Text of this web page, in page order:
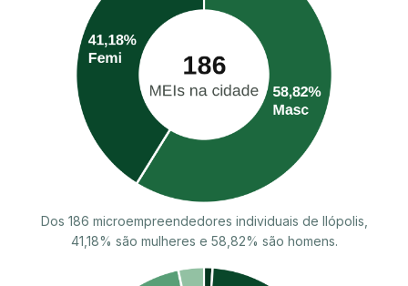
Dos 186 microempreendedores individuais de Ilópolis,
41,18% são mulheres e 58,82% são homens.